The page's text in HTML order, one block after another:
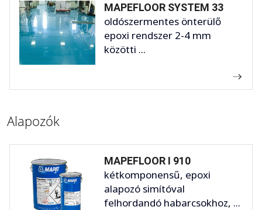
MAPEFLOOR SYSTEM 33
oldószermentes önterülő
epoxi rendszer 2-4 mm
közötti ...
Alapozók
MAPEFLOOR I 910
kétkomponensű, epoxi
alapozó simítóval
felhordandó habarcsokhoz, ...